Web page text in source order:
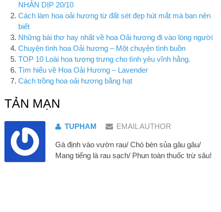
NHÂN DỊP 20/10
Cách làm hoa oải hương từ đất sét đẹp hút mắt mà bạn nên
biết
Những bài thơ hay nhất về hoa Oải hương đi vào lòng người
Chuyện tình hoa Oải hương – Một chuyện tình buồn
TOP 10 Loài hoa tượng trưng cho tình yêu vĩnh hằng.
Tìm hiểu về Hoa Oải Hương – Lavender
Cách trồng hoa oải hương bằng hạt
TẢN MẠN
TUPHAM EMAIL AUTHOR
Gà định vào vườn rau/ Chó bèn sủa gâu gâu/
Mang tiếng là rau sạch/ Phun toàn thuốc trừ sâu!